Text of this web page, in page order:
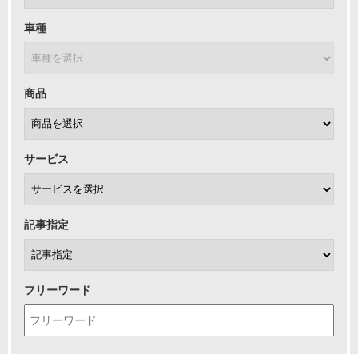
車種
商品
サービス
記事指定
フリーワード